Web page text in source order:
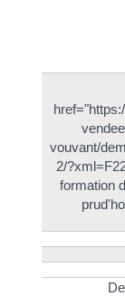
vouvant/
2/
formation